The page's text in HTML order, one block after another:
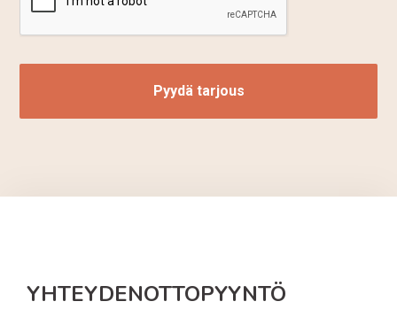
YHTEYDENOTTOPYYNTÖ